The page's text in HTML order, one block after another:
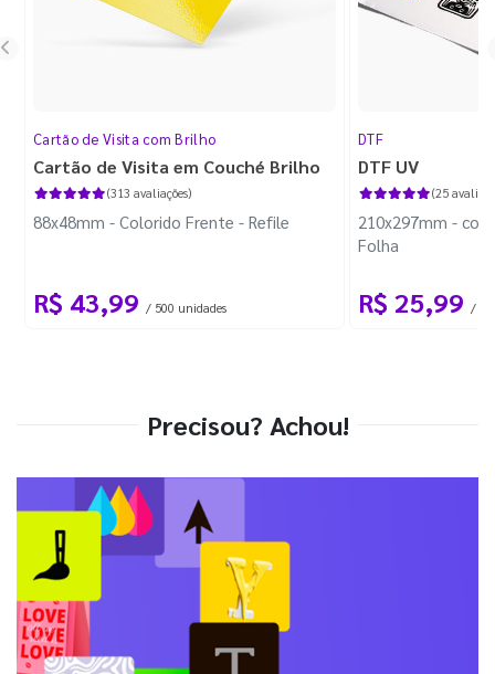
Cartão de Visita com Brilho
Cartão de Visita em Couché Brilho
(313 avaliações)
88x48mm - Colorido Frente - Refile
R$ 43,99 / 500 unidades
DTF
DTF UV
(25
210x297mm -
Folha
R$ 25,99 / 1
Precisou? Achou!